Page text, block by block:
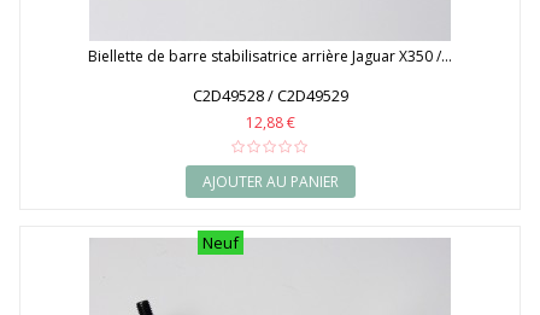
Biellette de barre stabilisatrice arrière Jaguar X350 /...
C2D49528 / C2D49529
12,88 €
AJOUTER AU PANIER
Neuf